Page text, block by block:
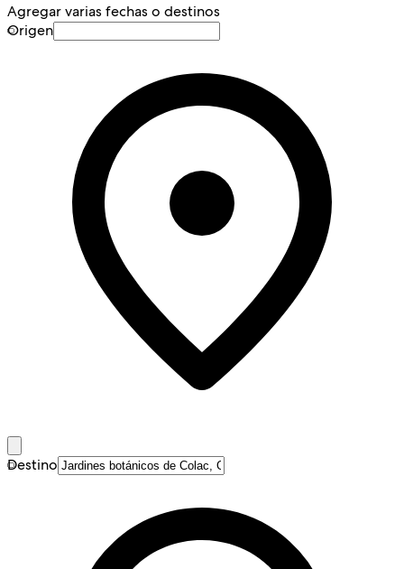
Agregar varias fechas o destinos
Origen
Destino